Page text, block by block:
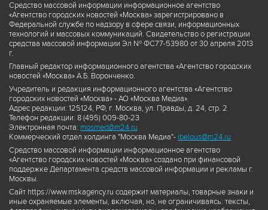
Средство массовой информации информационное агентство
«Агентство городских новостей «Москва» зарегистрировано в
Федеральной службе по надзору в сфере связи, информационных
технологий и массовых коммуникаций. Свидетельство о регистрации
средства массовой информации Эл № ФС77-53980 от 30 апреля 2013
г.
Главный редактор информационного агентства «Агентство городских
новостей «Москва» А.Б. Воронченко.
Учредитель и редакция информационного агентства «Агентство
городских новостей «Москва» - АО «Москва Медиа».
Адрес редакции: 125124, РФ, г. Москва, ул. Правды, д. 24, стр. 2
Телефон редакции: 8 (495) 009-80-23
Электронная почта: mosmed@m24.ru
Коммерческий отдел холдинга "Москва Медиа"- ibelous@m24.ru
Средство массовой информации информационное агентство
«Агентство городских новостей «Москва» создано при финансовой
поддержке Департамента средств массовой информации и рекламы г.
Москвы.
Сайт https://www.mskagency.ru содержит материалы, товарные знаки и
иные охраняемые элементы, включая, но, не ограничиваясь: тексты,